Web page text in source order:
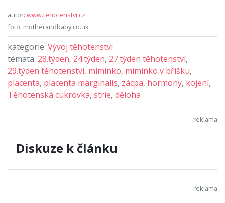
autor: www.tehotenstvi.cz
foto: motherandbaby.co.uk
kategorie: Vývoj těhotenství
témata: 28.týden, 24.týden, 27.týden těhotenství,
29.týden těhotenství, miminko, miminko v bříšku,
placenta, placenta marginalis, zácpa, hormony, kojení,
Těhotenská cukrovka, strie, děloha
Diskuze k článku